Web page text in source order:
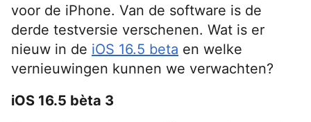
voor de iPhone. Van de software is de
derde testversie verschenen. Wat is er
nieuw in de iOS 16.5 beta en welke
vernieuwingen kunnen we verwachten?
iOS 16.5 bèta 3